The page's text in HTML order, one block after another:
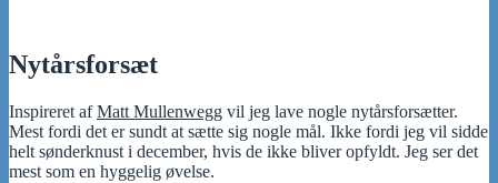
Nytårsforsæt
Inspireret afMatt Mullenwegg vil jeg lave nogle nytårsforsætter.
Mest fordi det er sundt at sætte sig nogle mål. Ikke fordi jeg vil sidde
helt sønderknust i december, hvis de ikke bliver opfyldt. Jeg ser det
mest som en hyggelig øvelse.